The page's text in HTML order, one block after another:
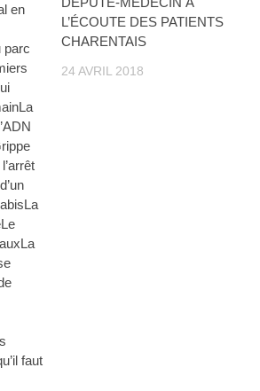
en
parc
faut
L’ÉCOUTE DES PATIENTS
CHARENTAIS
24 AVRIL 2018